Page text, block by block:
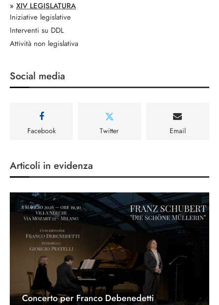
» XIV LEGISLATURA
Iniziative legislative
Interventi su DDL
Attività non legislativa
Social media
Facebook Twitter Email
Articoli in evidenza
Concerto per Franco Debenedetti